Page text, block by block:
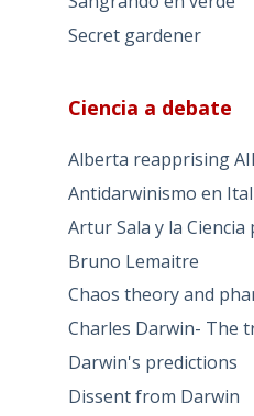
Secret gardener
Ciencia a debate
Alberta reapprising
Antidarwinismo en
Artur Sala y la Ciencia
Bruno Lemaitre
Chaos theory and
Charles Darwin- The
Darwin's predictions
Dissent from Darwin